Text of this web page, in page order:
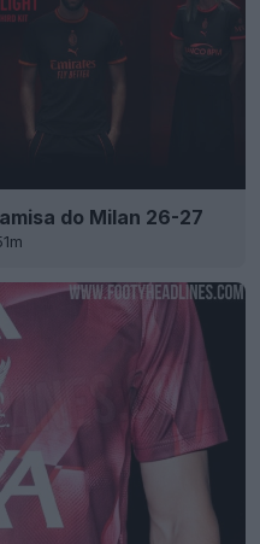
do Milan 26-27